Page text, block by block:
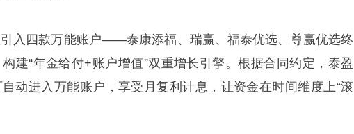
入四款万能账户——泰康添福、瑞赢、福泰优选、尊赢优选终
建“年金给付+账户增值”双重增长引擎。根据合同约定，泰盈
动进入万能账户，享受月复利计息，让资金在时间维度上“滚